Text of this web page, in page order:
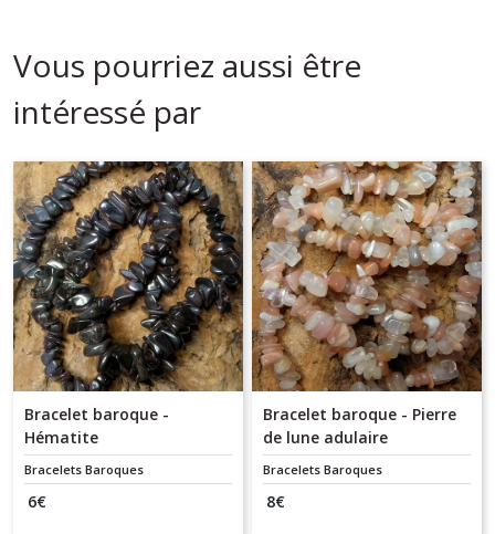
Vous pourriez aussi être
intéressé par
Bracelet baroque -
Hématite
Bracelets Baroques
6€
Bracelet baroque - Pierre
de lune adulaire
Bracelets Baroques
8€